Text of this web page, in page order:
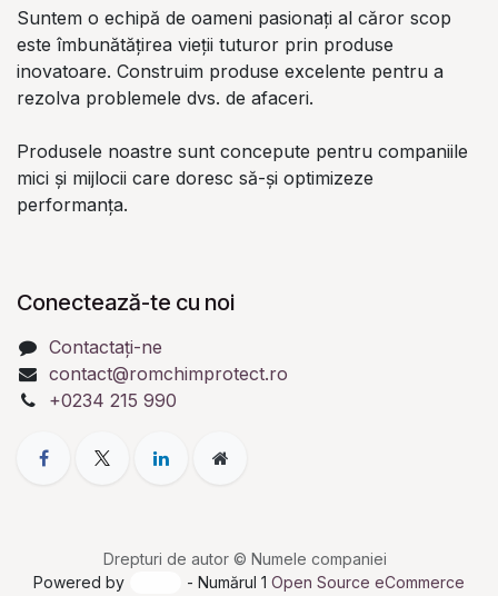
Suntem o echipă de oameni pasionați al căror scop
este îmbunătățirea vieții tuturor prin produse
inovatoare. Construim produse excelente pentru a
rezolva problemele dvs. de afaceri.
Produsele noastre sunt concepute pentru companiile
mici și mijlocii care doresc să-și optimizeze
performanța.
Conectează-te cu noi
Contactați-ne
contact@romchimprotect.ro
+0234 215 990
Drepturi de autor © Numele companiei
Powered by
- Numărul 1Open Source eCommerce